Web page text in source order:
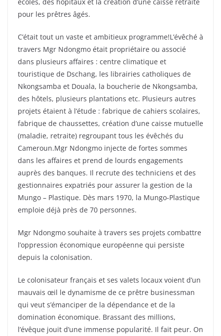
pour les prêtres âgés.
C’était tout un vaste et ambitieux programme!L’évêché à
travers Mgr Ndongmo était propriétaire ou associé
dans plusieurs affaires : centre climatique et
touristique de Dschang, les librairies catholiques de
Nkongsamba et Douala, la boucherie de Nkongsamba,
des hôtels, plusieurs plantations etc. Plusieurs autres
projets étaient à l’étude : fabrique de cahiers scolaires,
fabrique de chaussettes, création d’une caisse mutuelle
(maladie, retraite) regroupant tous les évêchés du
Cameroun.Mgr Ndongmo injecte de fortes sommes
dans les affaires et prend de lourds engagements
auprès des banques. Il recrute des techniciens et des
gestionnaires expatriés pour assurer la gestion de la
Mungo – Plastique. Dès mars 1970, la Mungo-Plastique
emploie déjà près de 70 personnes.
Mgr Ndongmo souhaite à travers ses projets combattre
l’oppression économique européenne qui persiste
depuis la colonisation.
Le colonisateur français et ses valets locaux voient d’un
mauvais œil le dynamisme de ce prêtre businessman
qui veut s’émanciper de la dépendance et de la
domination économique. Brassant des millions,
l’évêque jouit d’une immense popularité. Il fait peur. On